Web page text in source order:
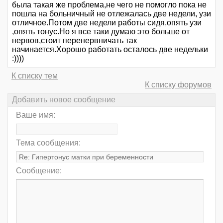
была такая же проблема,не чего не помогло пока не
пошла на больничный не отлежалась две недели, узи
отличное.Потом две недели работы сидя,опять узи
,опять тонус.Но я все таки думаю это больше от
нервов,стоит перенервничать так
начинается.Хорошо работать осталось две недельки
:))))
К списку тем
К списку форумов
Добавить новое сообщение
Ваше имя:
Тема сообщения:
Сообщение: